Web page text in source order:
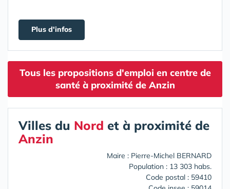
Plus d'infos
Tous les propositions d'emploi en centre de
santé à proximité de Anzin
Villes du Nord et à proximité de
Anzin
Maire : Pierre-Michel BERNARD
Population : 13 303 habs.
Code postal : 59410